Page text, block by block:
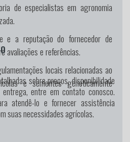
de especialistas em agronomia
e a reputação do fornecedor de
avaliações e referências.
locais relacionadas ao
e sementes geneticamente
sobre preços, disponibilidade
entre em contato conosco.
atendê-lo e fornecer assistência
suas necessidades agrícolas.